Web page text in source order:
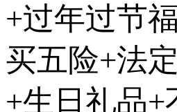
+过年过节
买五险+法
+生日礼品+